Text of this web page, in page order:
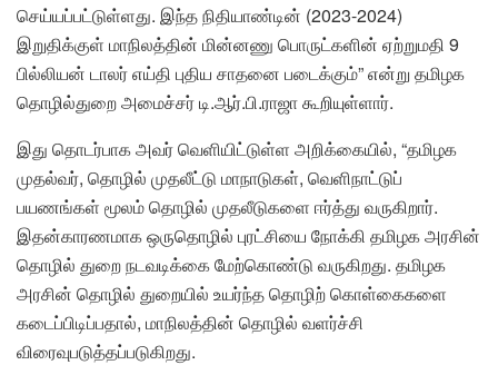
செய்யப்பட்டுள்ளது. இந்த நிதியாண்டின் (2023-2024)
இறுதிக்குள் மாநிலத்தின் மின்னணு பொருட்களின் ஏற்றுமதி 9
பில்லியன் டாலர் எய்தி புதிய சாதனை படைக்கும்” என்று தமிழக
தொழில்துறை அமைச்சர் டி.ஆர்.பி.ராஜா கூறியுள்ளார்.
இது தொடர்பாக அவர் வெளியிட்டுள்ள அறிக்கையில், “தமிழக
முதல்வர், தொழில் முதலீட்டு மாநாடுகள், வெளிநாட்டுப்
பயணங்கள் மூலம் தொழில் முதலீடுகளை ஈர்த்து வருகிறார்.
இதன்காரணமாக ஒருதொழில் புரட்சியை நோக்கி தமிழக அரசின்
தொழில் துறை நடவடிக்கை மேற்கொண்டு வருகிறது. தமிழக
அரசின் தொழில் துறையில் உயர்ந்த தொழிற் கொள்கைகளை
கடைப்பிடிப்பதால், மாநிலத்தின் தொழில் வளர்ச்சி
விரைவுபடுத்தப்படுகிறது.